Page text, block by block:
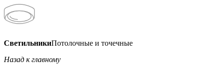
СветильникиПотолочные и точечные
Назад к главному